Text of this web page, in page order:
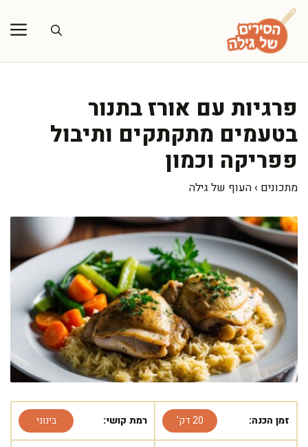
לדלג
לתוכן
פרגיות עם אורז בתנור
בטעמים מתקתקים ותיבול
פפריקה וכמון
מתכונים › העוף של גילה
זמן הכנה: 20 דק' רמת קושי: בינוני